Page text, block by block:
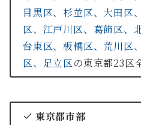
目黒区、 杉並区、大田区、
区、 江戸川区、 葛飾区、
台東区、板橋区、 荒川区、
区、 足立区の東京都23区
東京都市部